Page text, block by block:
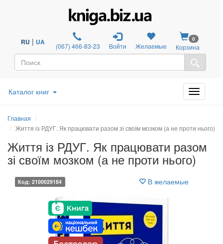
RU | UA (067) 466-83-23 Войти Желаемые
0
Корзина
Каталог книг
Главная
Життя із РДУГ. Як працювати разом зі своїм мозком (а не проти нього)
Життя із РДУГ. Як працювати разом
зі своїм мозком (а не проти нього)
Код: 2100029184 В желаемые